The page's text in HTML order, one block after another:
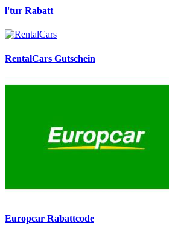
l'tur Rabatt
RentalCars Gutschein
Europcar Rabattcode